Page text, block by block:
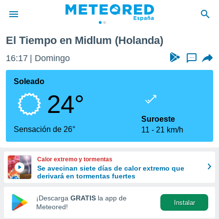
de
por
que se
calidad.
a este
las
y
forma
digital
basada
El Tiempo en Midlum (Holanda)
16:17 Domingo ...
Soleado
24°
Sensación de 26°
Suroeste
11
21 km/h
Calor extremo y tormentas
Se avecinan siete días de calor extremo que
derivará en tormentas fuertes
¡Descarga GRATIS la app de
Meteored!
Instalar